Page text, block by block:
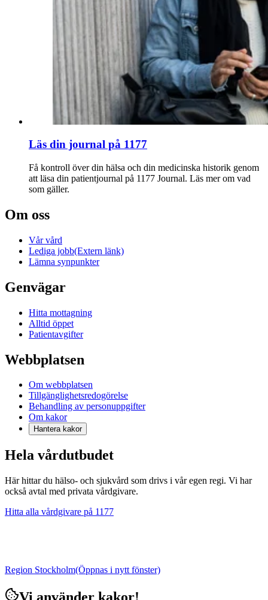
Läs din journal på 1177
Få kontroll över din hälsa och din medicinska historik genom
att läsa din patientjournal på 1177 Journal. Läs mer om vad
som gäller.
Om oss
Vår vård
Lediga jobb(Extern länk)
Lämna synpunkter
Genvägar
Hitta mottagning
Alltid öppet
Patientavgifter
Webbplatsen
Om webbplatsen
Tillgänglighetsredogörelse
Behandling av personuppgifter
Om kakor
Hantera kakor
Hela vårdutbudet
Här hittar du hälso- och sjukvård som drivs i vår egen regi. Vi har
också avtal med privata vårdgivare.
Hitta alla vårdgivare på 1177
Region Stockholm(Öppnas i nytt fönster)